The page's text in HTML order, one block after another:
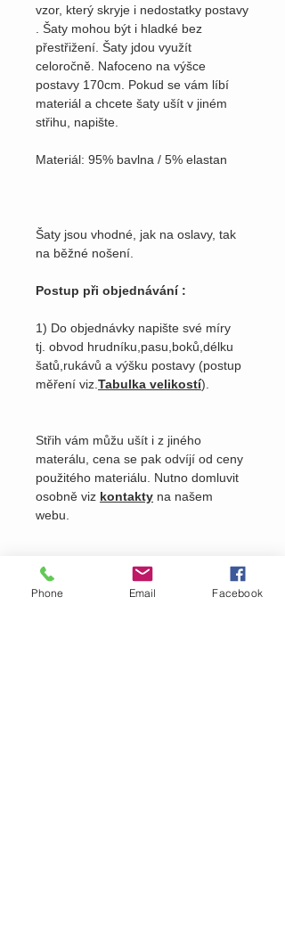
vzor, který skryje i nedostatky postavy
. Šaty mohou být i hladké bez
přestřižení. Šaty jdou využít
celoročně. Nafoceno na výšce
postavy 170cm. Pokud se vám líbí
materiál a chcete šaty ušít v jiném
střihu, napište.
Materiál: 95% bavlna / 5% elastan
Šaty jsou vhodné, jak na oslavy, tak
na běžné nošení.
Postup při objednávání :
1) Do objednávky napište své míry
tj. obvod hrudníku,pasu,boků,délku
šatů,rukávů a výšku postavy (postup
měření viz.Tabulka velikostí).
Střih vám můžu ušít i z jiného
materálu, cena se pak odvíjí od ceny
použitého materiálu. Nutno domluvit
osobně viz kontakty na našem
webu.
Phone Email Facebook